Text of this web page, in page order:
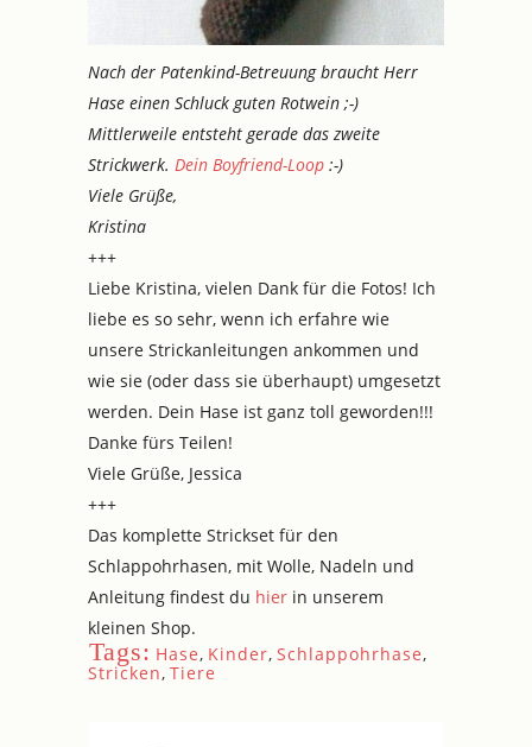
Nach der Patenkind-Betreuung braucht Herr
Hase einen Schluck guten Rotwein ;-)
Mittlerweile entsteht gerade das zweite
Strickwerk. Dein Boyfriend-Loop :-)
Viele Grüße,
Kristina
+++
Liebe Kristina, vielen Dank für die Fotos! Ich
liebe es so sehr, wenn ich erfahre wie
unsere Strickanleitungen ankommen und
wie sie (oder dass sie überhaupt) umgesetzt
werden. Dein Hase ist ganz toll geworden!!!
Danke fürs Teilen!
Viele Grüße, Jessica
+++
Das komplette Strickset für den
Schlappohrhasen, mit Wolle, Nadeln und
Anleitung findest du hier in unserem
kleinen Shop.
Tags: Hase, Kinder,Schlappohrhase,
Stricken, Tiere